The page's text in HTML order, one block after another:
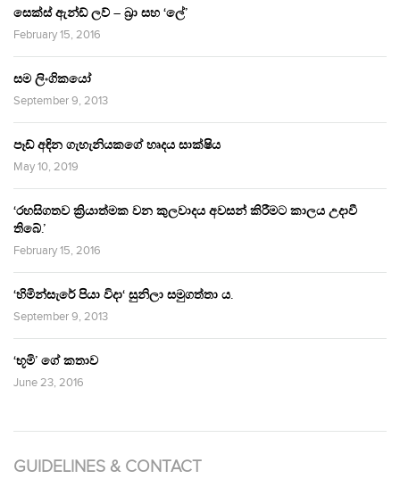
සෙක්ස් ඇන්ඩ් ලව් – බ්‍රා සහ ‘ලේ’
February 15, 2016
සම ලිංගිකයෝ
September 9, 2013
පෑඩ් අඳින ගැහැනියකගේ හෘදය සාක්ෂිය
May 10, 2019
‘රහසිගතව ක්‍රියාත්මක වන කුලවාදය අවසන් කිරීමට කාලය උදාවී
තිබේ.’
February 15, 2016
‘හිමින්සැරේ පියා විදා‘ සුනිලා සමුගත්තා ය.
September 9, 2013
‘භූමි’ ගේ කතාව
June 23, 2016
GUIDELINES & CONTACT